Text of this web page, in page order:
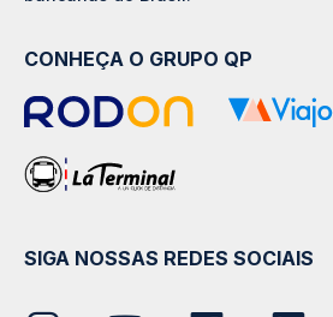
CONHEÇA O GRUPO QP
SIGA NOSSAS REDES SOCIAIS